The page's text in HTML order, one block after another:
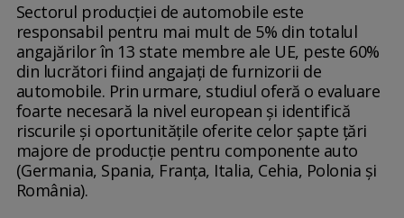
Sectorul producţiei de automobile este
responsabil pentru mai mult de 5% din totalul
angajărilor în 13 state membre ale UE, peste 60%
din lucrători fiind angajaţi de furnizorii de
automobile. Prin urmare, studiul oferă o evaluare
foarte necesară la nivel european şi identifică
riscurile şi oportunităţile oferite celor şapte ţări
majore de producţie pentru componente auto
(Germania, Spania, Franţa, Italia, Cehia, Polonia şi
România).